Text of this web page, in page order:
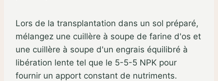
Lors de la transplantation dans un sol préparé,
mélangez une cuillère à soupe de farine d'os et
une cuillère à soupe d'un engrais équilibré à
libération lente tel que le 5-5-5 NPK pour
fournir un apport constant de nutriments.